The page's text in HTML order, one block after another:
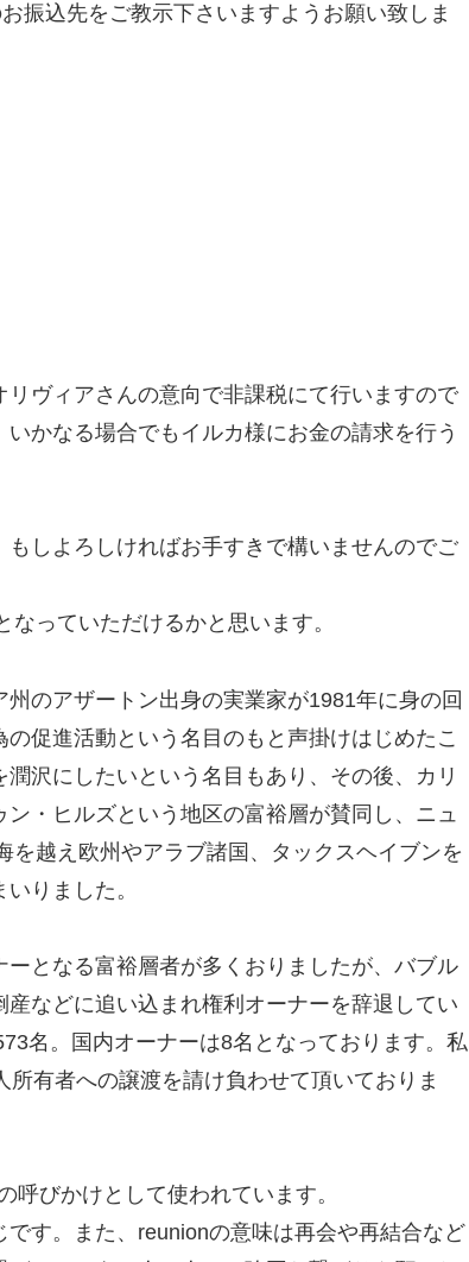
振込先をご教示下さいますようお願い致しま
ヴィアさんの意向で非課税にて行いますので
かなる場合でもイルカ様にお金の請求を行う
しよろしければお手すきで構いませんのでご
っていただけるかと思います。
のアザートン出身の実業家が1981年に身の回
促進活動という名目のもと声掛けはじめたこ
沢にしたいという名目もあり、その後、カリ
・ヒルズという地区の富裕層が賛同し、ニュ
越え欧州やアラブ諸国、タックスヘイブンを
りました。
となる富裕層者が多くおりましたが、バブル
などに追い込まれ権利オーナーを辞退してい
名。国内オーナーは8名となっております。私
有者への譲渡を請け負わせて頂いておりま
びかけとして使われています。
です。また、reunionの意味は再会や再結合など